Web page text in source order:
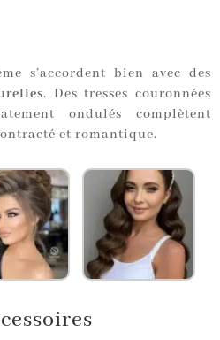
s’accordent bien avec des
. Des tresses couronnées
ondulés complètent
et romantique.